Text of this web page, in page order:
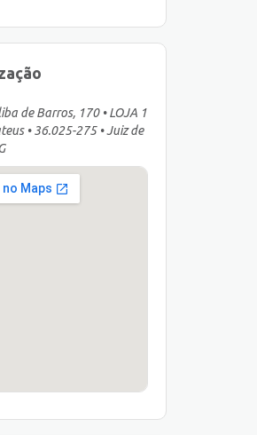
de Barros, 170 • LOJA 1
• 36.025-275 • Juiz de